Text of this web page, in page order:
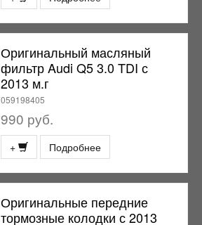
Оригинальный масляный
фильтр Audi Q5 3.0 TDI с
2013 м.г
059198405
990 руб.
+ Подробнее
Оригинальные передние
тормозные колодки с 2013